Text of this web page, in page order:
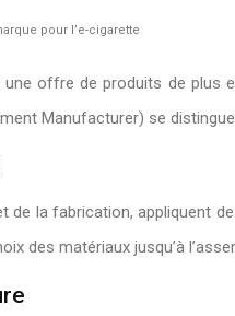
pour l’e-cigarette
offre de produits de
Manufacturer) se
de la fabrication, appliquent
des matériaux jusqu’à